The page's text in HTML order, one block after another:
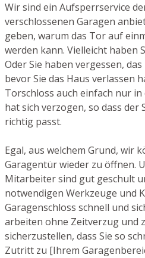
Wir sind ein Aufsperrservice
verschlossenen Garagen
geben, warum das Tor auf
werden kann. Vielleicht haben
Oder Sie haben vergessen,
bevor Sie das Haus verlassen
Torschloss auch einfach nur
hat sich verzogen, so dass der
richtig passt.
Egal, aus welchem Grund, wir
Garagentür wieder zu öffnen.
Mitarbeiter sind gut geschult
notwendigen Werkzeuge und
Garagenschloss schnell und
arbeiten ohne Zeitverzug und
sicherzustellen, dass Sie so
Zutritt zu [Ihrem